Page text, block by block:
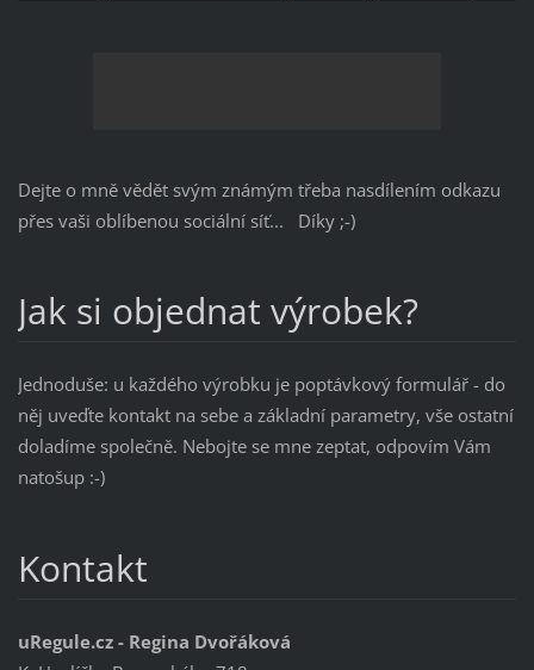
Dejte o mně vědět svým známým třeba nasdílením odkazu
přes vaši oblíbenou sociální síť... Díky ;-)
Jak si objednat výrobek?
Jednoduše: u každého výrobku je poptávkový formulář - do
něj uveďte kontakt na sebe a základní parametry, vše ostatní
doladíme společně. Nebojte se mne zeptat, odpovím Vám
natošup :-)
Kontakt
uRegule.cz - Regina Dvořáková